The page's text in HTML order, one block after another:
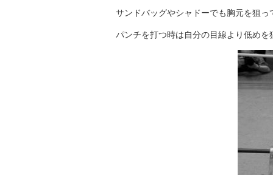
サンドバッグやシャドーでも胸元を狙
パンチを打つ時は自分の目線より低め